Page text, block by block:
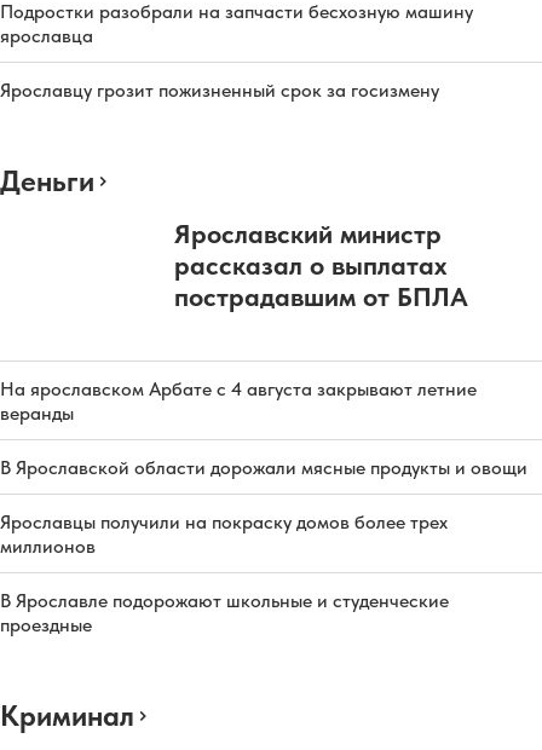
Подростки разобрали на запчасти бесхозную машину
ярославца
Ярославцу грозит пожизненный срок за госизмену
Деньги
Ярославский министр
рассказал о выплатах
пострадавшим от БПЛА
На ярославском Арбате с 4 августа закрывают летние
веранды
В Ярославской области дорожали мясные продукты и овощи
Ярославцы получили на покраску домов более трех
миллионов
В Ярославле подорожают школьные и студенческие
проездные
Криминал